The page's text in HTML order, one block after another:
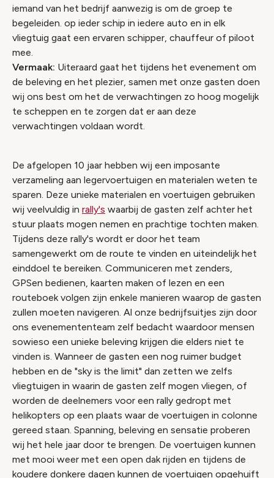
iemand van het bedrijf aanwezig is om de groep te
begeleiden. op ieder schip in iedere auto en in elk
vliegtuig gaat een ervaren schipper, chauffeur of piloot
mee.
Vermaak: Uiteraard gaat het tijdens het evenement om
de beleving en het plezier, samen met onze gasten doen
wij ons best om het de verwachtingen zo hoog mogelijk
te scheppen en te zorgen dat er aan deze
verwachtingen voldaan wordt.
De afgelopen 10 jaar hebben wij een imposante
verzameling aan legervoertuigen en materialen weten te
sparen. Deze unieke materialen en voertuigen gebruiken
wij veelvuldig in rally's waarbij de gasten zelf achter het
stuur plaats mogen nemen en prachtige tochten maken.
Tijdens deze rally's wordt er door het team
samengewerkt om de route te vinden en uiteindelijk het
einddoel te bereiken. Communiceren met zenders,
GPSen bedienen, kaarten maken of lezen en een
routeboek volgen zijn enkele manieren waarop de gasten
zullen moeten navigeren. Al onze bedrijfsuitjes zijn door
ons evenemententeam zelf bedacht waardoor mensen
sowieso een unieke beleving krijgen die elders niet te
vinden is. Wanneer de gasten een nog ruimer budget
hebben en de "sky is the limit" dan zetten we zelfs
vliegtuigen in waarin de gasten zelf mogen vliegen, of
worden de deelnemers voor een rally gedropt met
helikopters op een plaats waar de voertuigen in colonne
gereed staan. Spanning, beleving en sensatie proberen
wij het hele jaar door te brengen. De voertuigen kunnen
met mooi weer met een open dak rijden en tijdens de
koudere donkere dagen kunnen de voertuigen opgehuift